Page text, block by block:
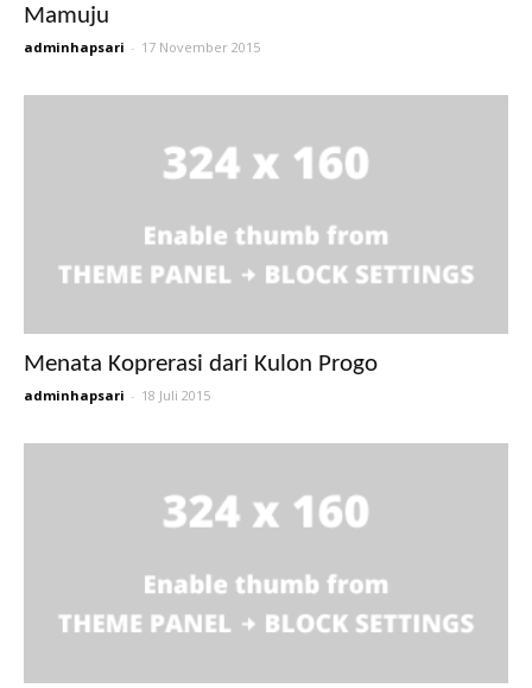
Mamuju
adminhapsari - 17 November 2015
Menata Koprerasi dari Kulon Progo
adminhapsari - 18 Juli 2015